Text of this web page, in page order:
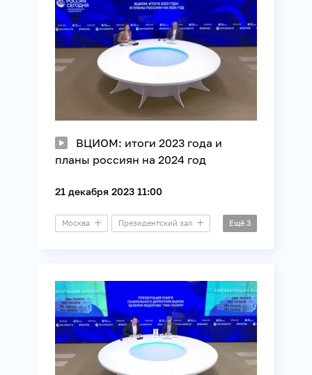
ВЦИОМ: итоги 2023 года и
планы россиян на 2024 год
21 декабря 2023 11:00
Москва Президентский зал Ещё 3